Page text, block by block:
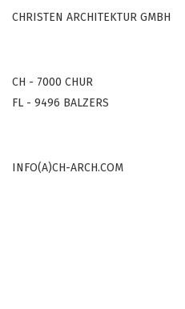
CHRISTEN ARCHITEKTUR GMBH
CH - 7000 CHUR
FL - 9496 BALZERS
INFO(A)CH-ARCH.COM